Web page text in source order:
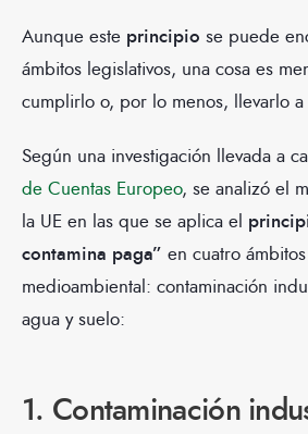
Aunque este principio se puede
ámbitos legislativos, una cosa es
cumplirlo o, por lo menos, llevarlo
Según una investigación llevada a
de Cuentas Europeo, se analizó el
la UE en las que se aplica el
contamina paga” en cuatro
medioambiental: contaminación
agua y suelo:
1. Contaminación